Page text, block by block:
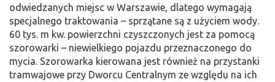
odwiedzanych miejsc w Warszawie, dlatego wymagają
specjalnego traktowania – sprzątane są z użyciem wody.
60 tys. m kw. powierzchni czyszczonych jest za pomocą
szorowarki – niewielkiego pojazdu przeznaczonego do
mycia. Szorowarka kierowana jest również na przystanki
tramwajowe przy Dworcu Centralnym ze względu na ich